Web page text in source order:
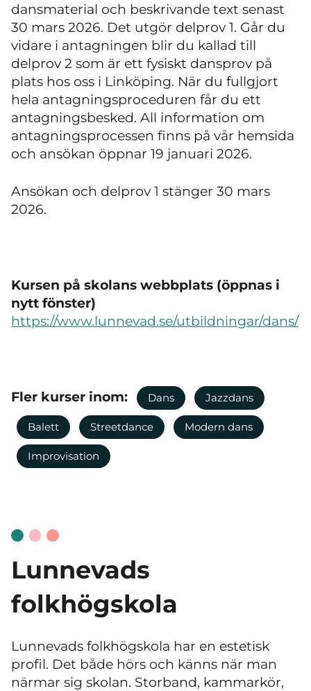
dansmaterial och beskrivande text senast
30 mars 2026. Det utgör delprov 1. Går du
vidare i antagningen blir du kallad till
delprov 2 som är ett fysiskt dansprov på
plats hos oss i Linköping. När du fullgjort
hela antagningsproceduren får du ett
antagningsbesked. All information om
antagningsprocessen finns på vår hemsida
och ansökan öppnar 19 januari 2026.
Ansökan och delprov 1 stänger 30 mars
2026.
Kursen på skolans webbplats (öppnas i
nytt fönster)
https://www.lunnevad.se/utbildningar/dans/
Fler kurser inom: Dans Jazzdans
Balett Streetdance Modern dans
Improvisation
Lunnevads
folkhögskola
Lunnevads folkhögskola har en estetisk
profil. Det både hörs och känns när man
närmar sig skolan. Storband, kammarkör,